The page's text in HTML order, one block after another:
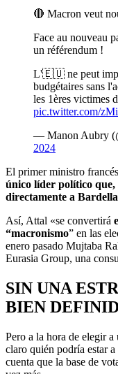
🔴 Macron veut
Face au nouveau
un référendum !
L'🇪🇺 ne peut
budgétaires sans
les 1ères victimes
pic.twitter.com/
— Manon Aubry
2024
El primer ministro
único líder político que,
directamente a
Así, Attal «se convertirá
“macronismo” en las
enero pasado Mujtaba
Eurasia Group, una
SIN UNA
BIEN
Pero a la hora de elegir
claro quién podría estar
cuenta que la base de